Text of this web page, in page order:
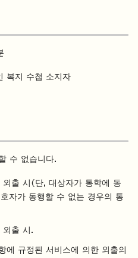
복지 수첩 소지자
수 없습니다.
출 시(단, 대상자가 통학에 동
자가 동행할 수 없는 경우의 통
외출 시.
에 규정된 서비스에 의한 외출의